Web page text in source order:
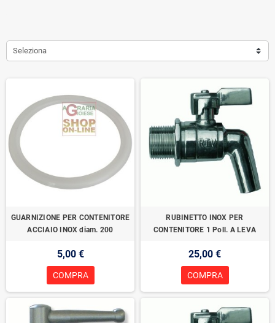
Seleziona
GUARNIZIONE PER CONTENITORE
ACCIAIO INOX diam. 200
5,00 €
COMPRA
RUBINETTO INOX PER
CONTENITORE 1 Poll. A LEVA
25,00 €
COMPRA